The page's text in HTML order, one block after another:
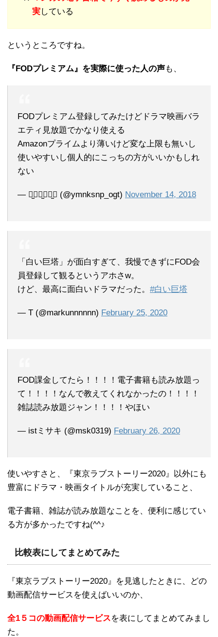
実している
というところですね。
『FODプレミアム』を実際に使った人の声も、
FODプレミアム登録してみたけどドラマ映画バラ
エティ見放題でかなり使える
Amazonプライムより薄いけど変な上限も無いし
使いやすいし個人的にこっちの方がいいかもしれ
ない
— ⠒̫⃝⠒̫⃝⠒̫⃝ (@ymnksnp_ogt) November 14, 2018
「白い巨塔」が面白すぎて、我慢できずにFOD会
員登録して観るというアホさw。
けど、最高に面白いドラマだった。 #白い巨塔
— T (@markunnnnnn) February 25, 2020
FOD課金してたら！！！！電子書籍も読み放題っ
て！！！！なんで教えてくれなかったの！！！！
雑誌読み放題ジャン！！！！やほい
— istミサキ (@msk0319) February 26, 2020
使いやすさと、『東京ラブストーリー2020』以外にも
豊富にドラマ・映画タイトルが充実していること、
電子書籍、雑誌が読み放題なことを、便利に感じてい
る方が多かったですね(^^♪
比較表にしてまとめてみた
『東京ラブストーリー2020』を見逃したときに、どの
動画配信サービスを使えばいいのか、
全1５コの動画配信サービスを表にしてまとめてみまし
た。